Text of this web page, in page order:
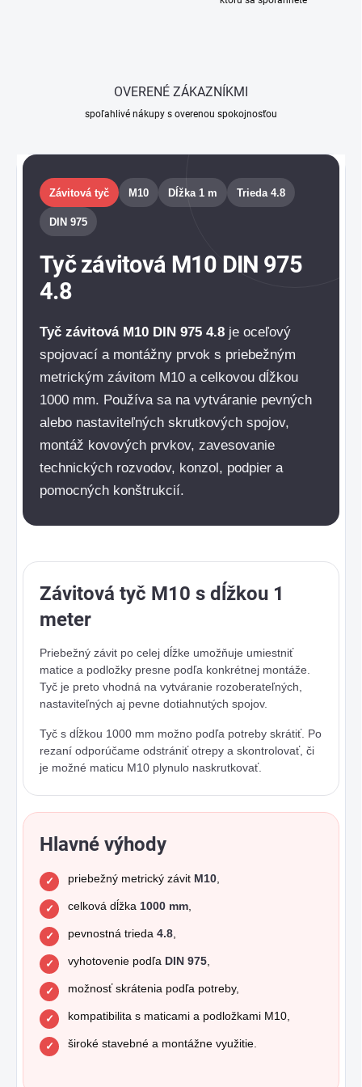
OVERENÉ ZÁKAZNÍKMI
spoľahlivé nákupy s overenou spokojnosťou
Závitová tyč M10 Dĺžka 1 m Trieda 4.8
DIN 975
Tyč závitová M10 DIN 975
4.8
Tyč závitová M10 DIN 975 4.8 je oceľový
spojovací a montážny prvok s priebežným
metrickým závitom M10 a celkovou dĺžkou
1000 mm. Používa sa na vytváranie pevných
alebo nastaviteľných skrutkových spojov,
montáž kovových prvkov, zavesovanie
technických rozvodov, konzol, podpier a
pomocných konštrukcií.
Závitová tyč M10 s dĺžkou 1
meter
Priebežný závit po celej dĺžke umožňuje umiestniť
matice a podložky presne podľa konkrétnej montáže.
Tyč je preto vhodná na vytváranie rozoberateľných,
nastaviteľných aj pevne dotiahnutých spojov.
Tyč s dĺžkou 1000 mm možno podľa potreby skrátiť. Po
rezaní odporúčame odstrániť otrepy a skontrolovať, či
je možné maticu M10 plynulo naskrutkovať.
Hlavné výhody
priebežný metrický závit M10,
celková dĺžka 1000 mm,
pevnostná trieda 4.8,
vyhotovenie podľa DIN 975,
možnosť skrátenia podľa potreby,
kompatibilita s maticami a podložkami M10,
široké stavebné a montážne využitie.